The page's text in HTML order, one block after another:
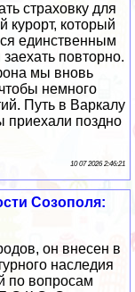
страховку для
курорт, который
единственным
повторно.
мы вновь
немного
Путь в Варкалу
приехали поздно
10 07 2026 2:46:21
Созополя:
он внесен в
наследия
по вопросам